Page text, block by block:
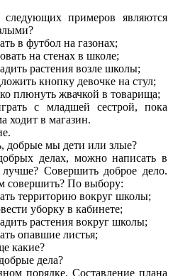
примеров являются
в футбол на газонах;
на стенах в школе;
растения возле школы;
кнопку девочке на стул;
плюнуть жвачкой в товарища;
с младшей сестрой, пока
ходит в магазин.
мы дети или злые?
делах, можно написать в
Совершить доброе дело.
совершить? По выбору:
территорию вокруг школы;
уборку в кабинете;
растения вокруг школы;
опавшие листья;
какие?
дела?
порядке. Составление плана